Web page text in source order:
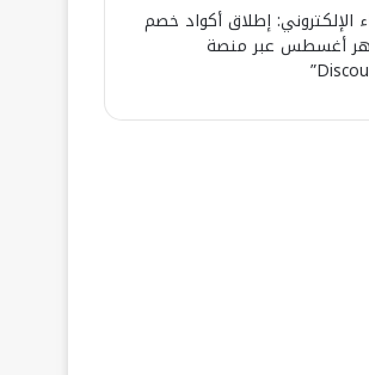
الإلكتروني: إطلاق أكواد خصم
أغسطس عبر منصة